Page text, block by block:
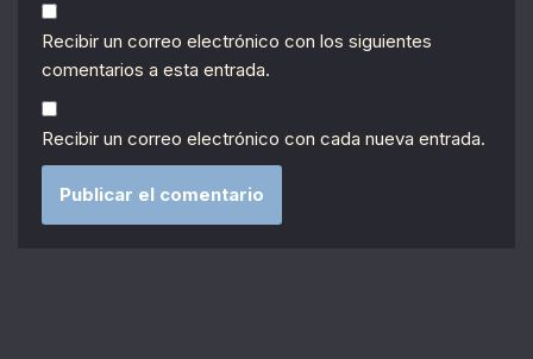
Recibir un correo electrónico con los siguientes
comentarios a esta entrada.
Recibir un correo electrónico con cada nueva entrada.